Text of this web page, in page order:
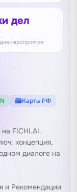
дел
мероприятия
Карты РФ
FICHI.AI.
концепция,
диалоге на
и Рекомендации